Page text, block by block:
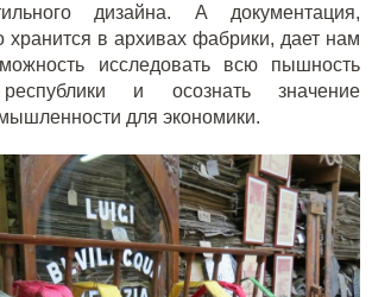
дизайна. А документация,
хранится в архивах фабрики, дает нам
исследовать всю пышность
республики и осознать значение
для экономики.